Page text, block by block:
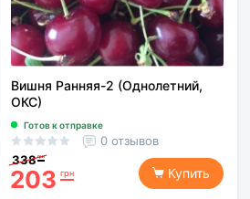
Вишня Ранняя-2 (Однолетний,
ОКС)
Готов к отправке
0 отзывов
338 грн
203 грн Купить